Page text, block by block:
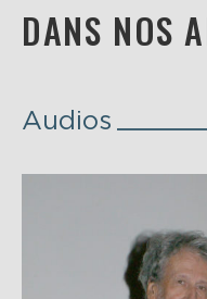
DANS NOS
Audios